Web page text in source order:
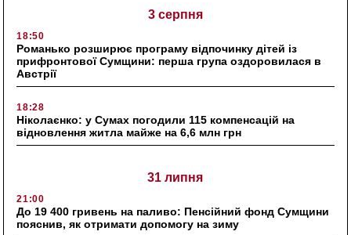
3 серпня
18:50
Романько розширює програму відпочинку дітей із
прифронтової Сумщини: перша група оздоровилася в
Австрії
18:28
Ніколаєнко: у Сумах погодили 115 компенсацій на
відновлення житла майже на 6,6 млн грн
31 липня
21:00
До 19 400 гривень на паливо: Пенсійний фонд Сумщини
пояснив, як отримати допомогу на зиму